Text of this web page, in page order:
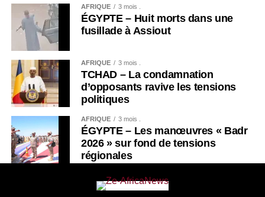
AFRIQUE 3 mois .
ÉGYPTE – Huit morts dans une
fusillade à Assiout
AFRIQUE 3 mois .
TCHAD – La condamnation
d’opposants ravive les tensions
politiques
AFRIQUE 3 mois .
ÉGYPTE – Les manœuvres « Badr
2026 » sur fond de tensions
régionales